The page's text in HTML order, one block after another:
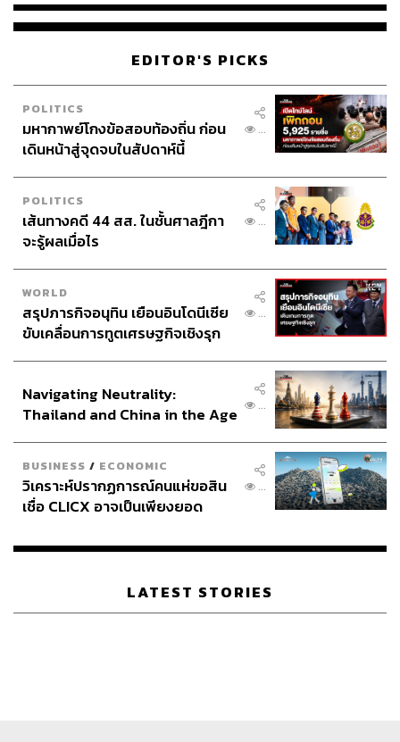
ตอนปี 4 หมอต่อได้เริ่มฝึกอะไรที่ทำให้รู้สึกสนุกในตอน
เยอะ ได้ส่องนั่นส่องนี่ ตอนเลือก Elective เราก็เลือกหู คอ
จมูก แต่รุ่นพี่ก็จะบอกว่า อุ๊ย มันน่าขยะแขยงนะ แต่เราไม่ได้
EDITOR'S PICKS
POLITICS
มหากาพย์โกงข้อสอบท้องถิ่น ก่อน
เดินหน้าสู่จุดจบในสัปดาห์นี้
...
POLITICS
เส้นทางคดี 44 สส. ในชั้นศาลฎีกา
จะรู้ผลเมื่อไร
...
WORLD
สรุปภารกิจอนุทิน เยือนอินโดนีเซีย
ขับเคลื่อนการทูตเศรษฐกิจเชิงรุก
...
Navigating Neutrality:
Thailand and China in the Age
...
BUSINESS / ECONOMIC
วิเคราะห์ปรากฏการณ์คนแห่ขอสิน
เชื่อ CLICX อาจเป็นเพียงยอด
เรือนไทยที่ถูกซุกไว้
...
LATEST STORIES